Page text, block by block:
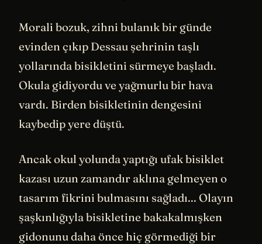
Morali bozuk, zihni bulanık bir günde
evinden çıkıp Dessau şehrinin taşlı
yollarında bisikletini sürmeye başladı.
Okula gidiyordu ve yağmurlu bir hava
vardı. Birden bisikletinin dengesini
kaybedip yere düştü.
Ancak okul yolunda yaptığı ufak bisiklet
kazası uzun zamandır aklına gelmeyen o
tasarım fikrini bulmasını sağladı... Olayın
şaşkınlığıyla bisikletine bakakalmışken
gidonunu daha önce hiç görmediği bir